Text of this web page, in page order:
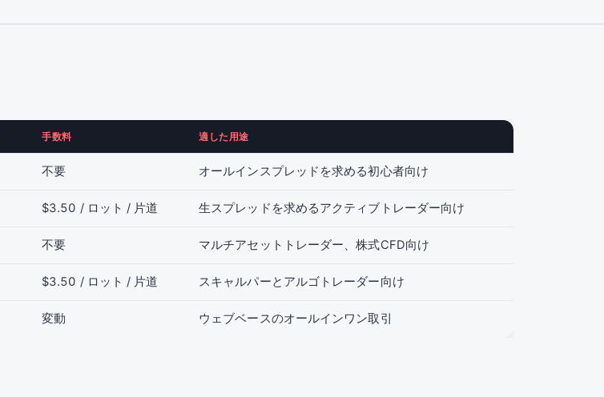
手数料 適した用途
不要 オールインスプレッドを求める初心者向け
$3.50 / ロット / 片道 生スプレッドを求めるアクティブトレーダー向け
不要 マルチアセットトレーダー、株式CFD向け
$3.50 / ロット / 片道 スキャルパーとアルゴトレーダー向け
変動 ウェブベースのオールインワン取引